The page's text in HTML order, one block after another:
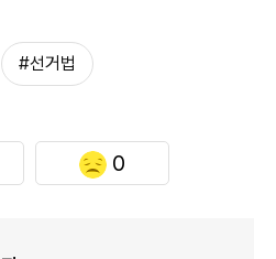
#선거법
0